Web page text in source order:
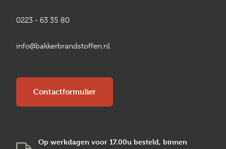
0223 - 63 35 80
info@bakkerbrandstoffen.nl
Contactformulier
Op werkdagen voor 17.00u besteld, binnen